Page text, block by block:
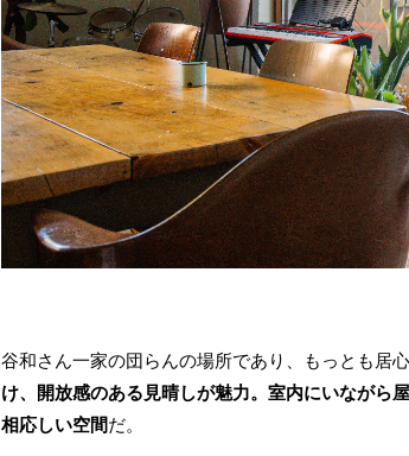
谷和さん一家の団らんの場所であり、もっとも居
け、開放感のある見晴しが魅力。室内にいながら
相応しい空間だ。